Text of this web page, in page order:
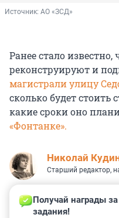
Источник: АО «ЗСД»
Ранее стало известно,
реконструируют и
магистрали улицу
сколько будет
какие сроки оно
«Фонтанке».
Николай
Старший редактор,
Получай награды
задания!